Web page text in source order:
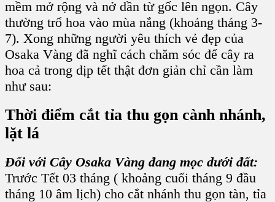
mềm mở rộng và nở dần từ gốc lên ngọn. Cây
thường trổ hoa vào mùa nắng (khoảng tháng 3-
7). Xong những người yêu thích vẻ đẹp của
Osaka Vàng đã nghĩ cách chăm sóc để cây ra
hoa cả trong dịp tết thật đơn giản chỉ cần làm
như sau:
Thời điểm cắt tỉa thu gọn cành nhánh,
lặt lá
Đối với Cây Osaka Vàng đang mọc dưới đất:
Trước Tết 03 tháng ( khoảng cuối tháng 9 đầu
tháng 10 âm lịch) cho cắt nhánh thu gọn tàn, tỉa